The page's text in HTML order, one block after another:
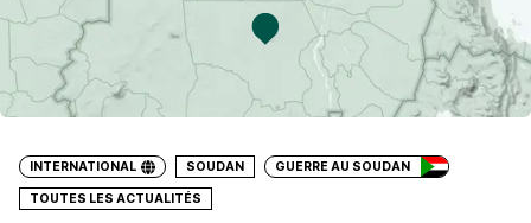
INTERNATIONAL SOUDAN GUERRE AU SOUDAN
TOUTES LES ACTUALITÉS